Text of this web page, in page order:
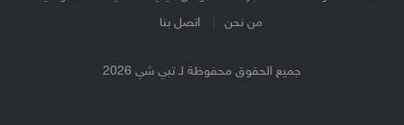
من نحن
اتصل بنا
جميع الحقوق محفوظة لـ تبي شي 2026